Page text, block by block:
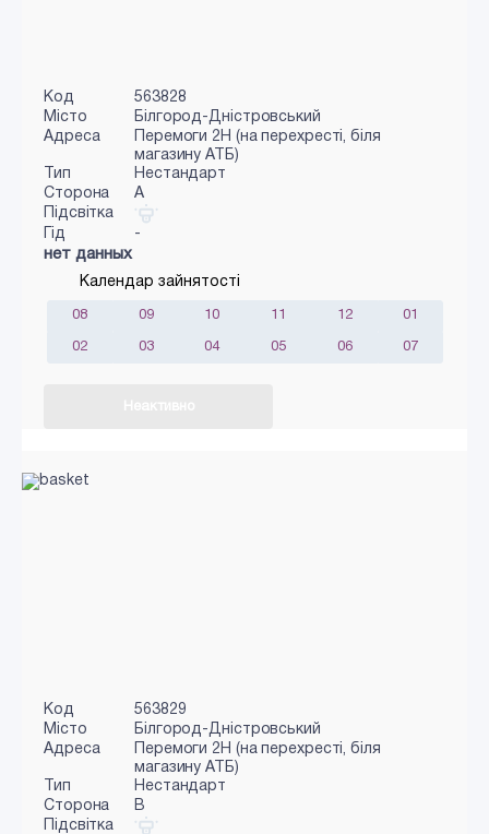
Код
563828
Місто
Білгород-Дністровський
Адреса
Перемоги 2Н (на перехресті, біля
магазину АТБ)
Тип
Нестандарт
Сторона
A
Підсвітка
Гід
-
нет данных
Календар зайнятості
08 09 10 11 12 01
02 03 04 05 06 07
Код
563829
Місто
Білгород-Дністровський
Адреса
Перемоги 2Н (на перехресті, біля
магазину АТБ)
Тип
Нестандарт
Сторона
B
Підсвітка